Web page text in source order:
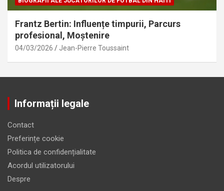
Frantz Bertin: Influențe timpurii, Parcurs
profesional, Moștenire
04/03/2026 Jean-Pierre Toussaint
Informații legale
Contact
Preferințe cookie
Politica de confidențialitate
Acordul utilizatorului
Despre